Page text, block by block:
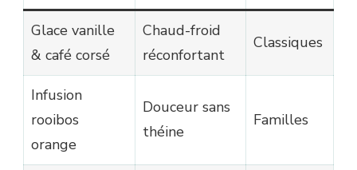
Glace vanille
& café corsé
Chaud-froid
réconfortant
Classiques
Infusion
rooibos
orange
Douceur sans
théine
Familles